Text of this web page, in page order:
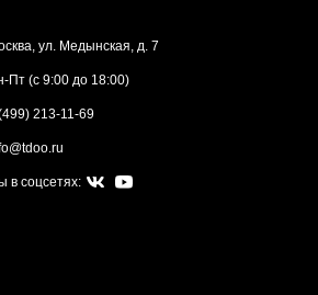
ул. Медынская, д. 7
Пт (с 9:00 до 18:00)
213-11-69
в соцсетях: